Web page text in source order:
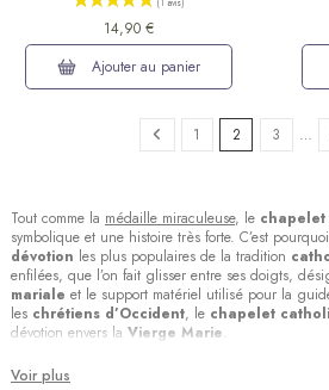
14,90 €
Ajouter au panier
1 2 3 …
Tout comme la médaille miraculeuse, le chapelet
symbolique et une histoire très forte. C’est
dévotion les plus populaires de la tradition
enfilées, que l’on fait glisser entre ses doigts,
mariale et le support matériel utilisé pour la
les chrétiens d’Occident, le chapelet
dévotion envers la Vierge Marie.
Voir plus